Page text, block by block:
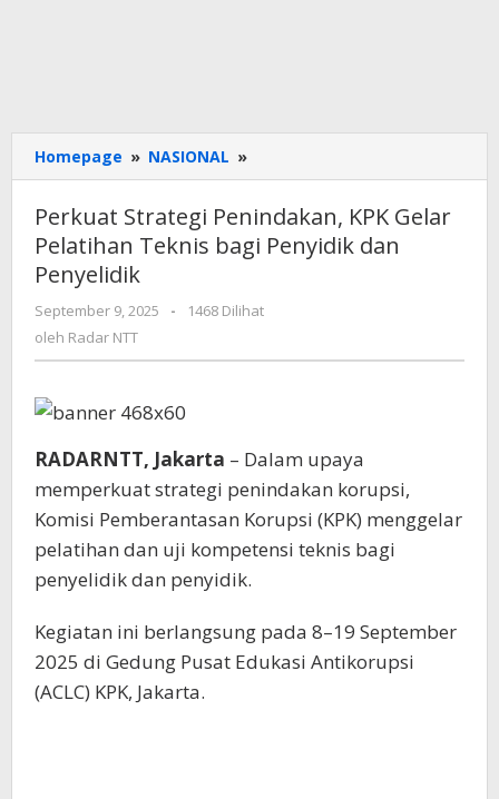
Homepage » NASIONAL »
Strategi
KPK
Gelar
bagi
dan
Perkuat Strategi Penindakan, KPK Gelar
Pelatihan Teknis bagi Penyidik dan
Penyelidik
September 9, 2025
oleh
-
1468 Dilihat
oleh Radar NTT
RADARNTT, Jakarta – Dalam upaya
memperkuat strategi penindakan korupsi,
Komisi Pemberantasan Korupsi (KPK) menggelar
pelatihan dan uji kompetensi teknis bagi
penyelidik dan penyidik.
Kegiatan ini berlangsung pada 8–19 September
2025 di Gedung Pusat Edukasi Antikorupsi
(ACLC) KPK, Jakarta.